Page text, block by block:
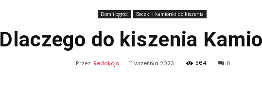
Dom i ogród Beczki i kamionki do kiszenia
Dlaczego do kiszenia
Przez Redakcja - 11 września 2023 564 0